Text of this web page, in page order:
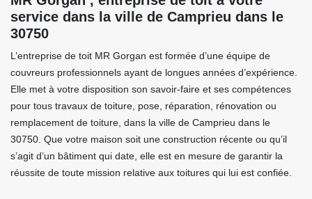
service dans la ville de Camprieu dans le
30750
L’entreprise de toit MR Gorgan est formée d’une équipe de
couvreurs professionnels ayant de longues années d’expérience.
Elle met à votre disposition son savoir-faire et ses compétences
pour tous travaux de toiture, pose, réparation, rénovation ou
remplacement de toiture, dans la ville de Camprieu dans le
30750. Que votre maison soit une construction récente ou qu’il
s’agit d’un bâtiment qui date, elle est en mesure de garantir la
réussite de toute mission relative aux toitures qui lui est confiée.